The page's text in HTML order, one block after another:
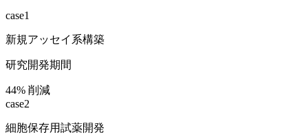
case1
新規アッセイ系構築
研究開発期間
44% 削減
case2
細胞保存用試薬開発